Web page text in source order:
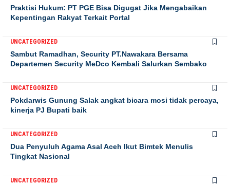
Praktisi Hukum: PT PGE Bisa Digugat Jika Mengabaikan
Kepentingan Rakyat Terkait Portal
UNCATEGORIZED
Sambut Ramadhan, Security PT.Nawakara Bersama
Departemen Security MeDco Kembali Salurkan Sembako
UNCATEGORIZED
Pokdarwis Gunung Salak angkat bicara mosi tidak percaya,
kinerja PJ Bupati baik
UNCATEGORIZED
Dua Penyuluh Agama Asal Aceh Ikut Bimtek Menulis
Tingkat Nasional
UNCATEGORIZED